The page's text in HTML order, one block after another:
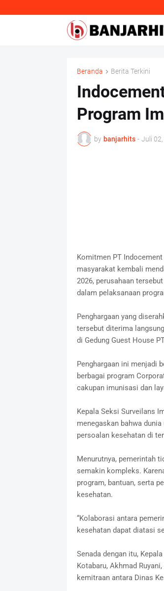
Beranda Berita Terkini
Program
by banjarhits - Juli
Komitmen PT
masyarakat kembali
2026, perusahaan
dalam pelaksanaan
Penghargaan yang
tersebut diterima
di Gedung Guest House
Penghargaan ini menjadi
berbagai program
cakupan imunisasi dan
Kepala Seksi Surveilans
menegaskan bahwa
persoalan kesehatan di
Menurutnya, pemerintah
semakin kompleks.
program, bantuan, serta
kesehatan.
“Kolaborasi antara
kesehatan dapat diatasi
Senada dengan itu,
Kotabaru, Akhmad
kemitraan antara Dinas